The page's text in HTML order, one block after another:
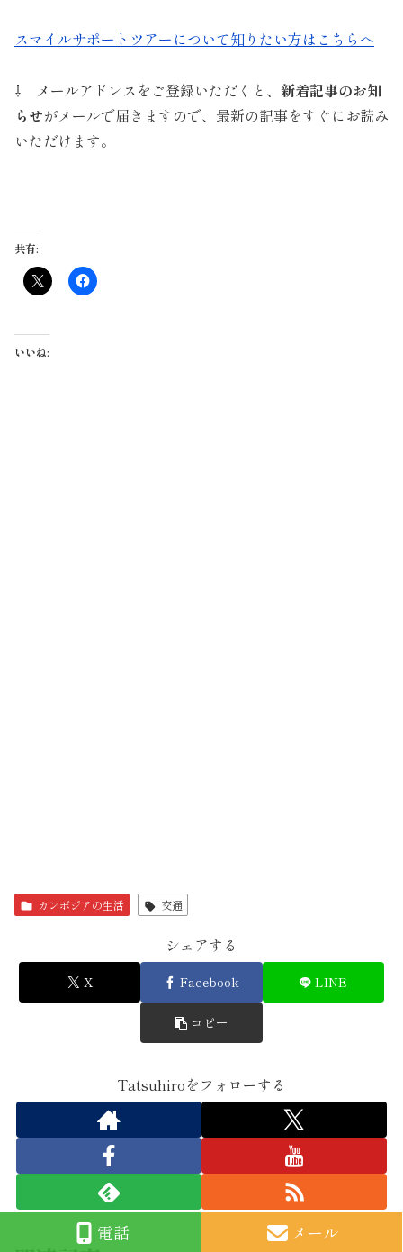
スマイルサポートツアーについて知りたい方はこちらへ
⇩ メールアドレスをご登録いただくと、 新着記事のお知
らせがメールで届きますので、最新の記事をすぐにお読み
いただけます。
共有:
いいね:
カンボジアの生活 交通
シェアする
X Facebook LINE
コピー
Tatsuhiroをフォローする
電話 メール